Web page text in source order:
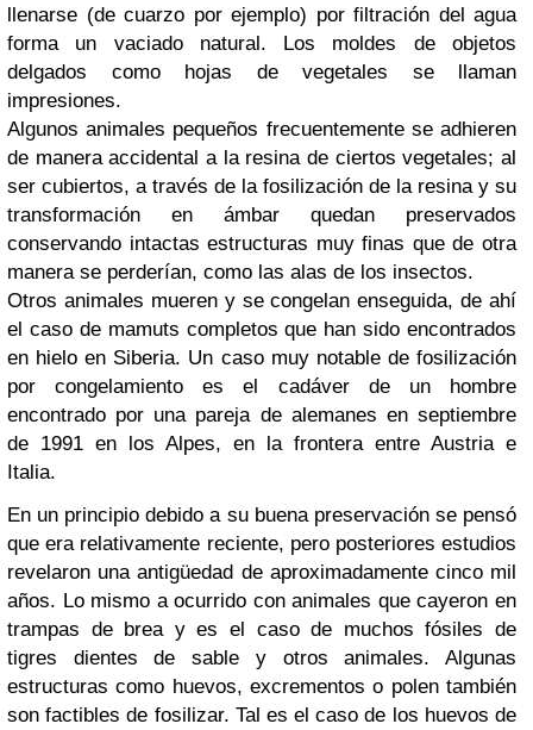
llenarse (de cuarzo por ejemplo) por filtración del agua
forma un vaciado natural. Los moldes de objetos
delgados como hojas de vegetales se llaman
impresiones.
Algunos animales pequeños frecuentemente se adhieren
de manera accidental a la resina de ciertos vegetales; al
ser cubiertos, a través de la fosilización de la resina y su
transformación en ámbar quedan preservados
conservando intactas estructuras muy finas que de otra
manera se perderían, como las alas de los insectos.
Otros animales mueren y se congelan enseguida, de ahí
el caso de mamuts completos que han sido encontrados
en hielo en Siberia. Un caso muy notable de fosilización
por congelamiento es el cadáver de un hombre
encontrado por una pareja de alemanes en septiembre
de 1991 en los Alpes, en la frontera entre Austria e
Italia.
En un principio debido a su buena preservación se pensó
que era relativamente reciente, pero posteriores estudios
revelaron una antigüedad de aproximadamente cinco mil
años. Lo mismo a ocurrido con animales que cayeron en
trampas de brea y es el caso de muchos fósiles de
tigres dientes de sable y otros animales. Algunas
estructuras como huevos, excrementos o polen también
son factibles de fosilizar. Tal es el caso de los huevos de